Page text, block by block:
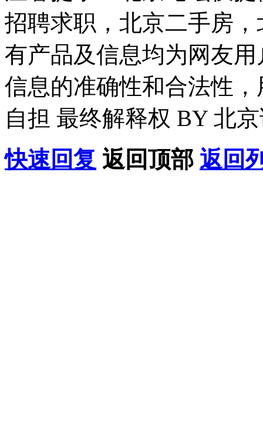
招聘求职，北京二手房
有产品及信息均为网友
信息的准确性和合法性
自担 最终解释权 BY 北
快速回复 返回顶部 返回